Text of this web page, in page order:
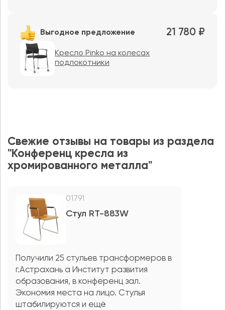
Выгодное предложение 21 780 ₽
Кресло Pinko на колесах
подлокотники
Свежие отзывы на товары из раздела
"Конференц кресла из
хромированного металла"
01791
Стул RT-883W
Получили 25 стульев трансформеров в
г.Астрахань а Институт развития
образования, в конференц зал.
Экономия места на лицо. Стулья
штабилируются и ещё